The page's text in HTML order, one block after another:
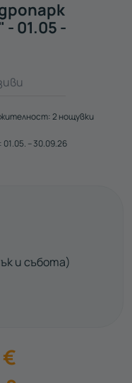
01.05 -
2 нощувки
01.05. – 30.09.26
и събота)
€